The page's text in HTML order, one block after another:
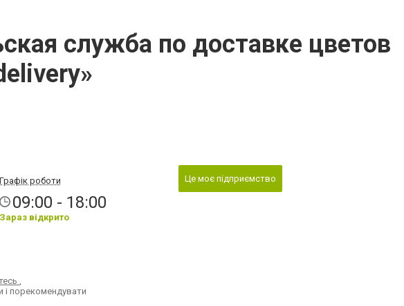
служба по доставке цветов
Графік роботи
09:00 - 18:00
Зараз відкрито
,
і порекомендувати
Це моє підприємство